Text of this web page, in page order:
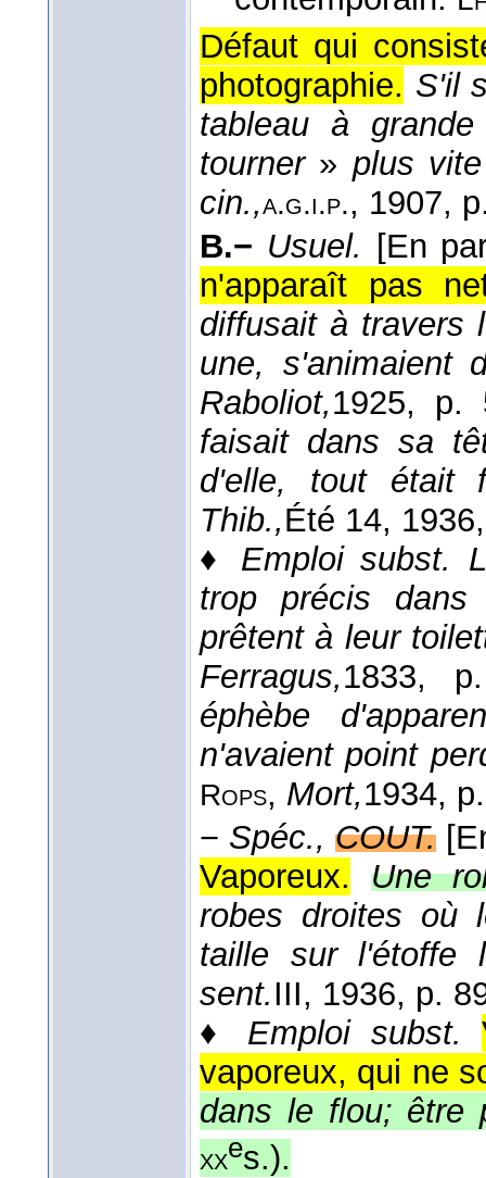
Défaut qui
photographie. S'il
tableau à
tourner» plus
cin.,a.g.i.p., 1907,
B.− Usuel. [En
n'apparaît pas
diffusait à travers
une, s'animaient
Raboliot,1925, p.
faisait dans sa
d'elle, tout était
Thib.,Été 14, 1936
♦ Emploi subst.
trop précis
prêtent à leur
Ferragus,1833,
éphèbe
n'avaient point
Rops, Mort,1934,
− Spéc., COUT.
Vaporeux.
Une
robes droites où
taille sur l'étoffe
sent.III, 1936, p.
♦ Emploi subst.
vaporeux, qui ne
dans le flou; être
xxes.).